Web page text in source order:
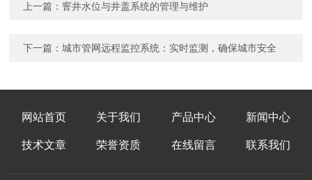
上一篇：窨井水位与井盖系统的管理与维护
下一篇：城市管网远程监控系统：实时监测，确保城市安全
网站首页 关于我们 产品中心 新闻中心
技术文章 荣誉资质 在线留言 联系我们